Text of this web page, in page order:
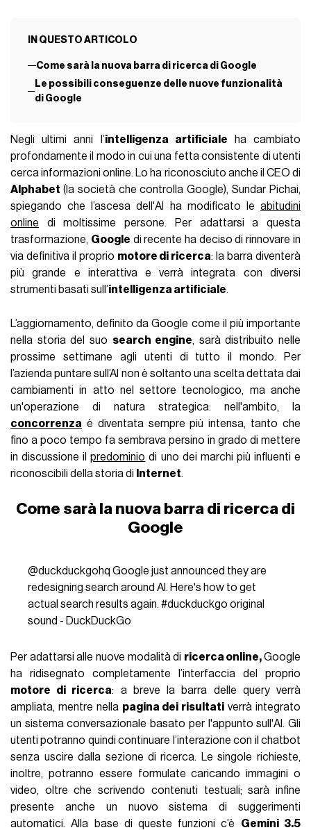
IN QUESTO ARTICOLO
Come sarà la nuova barra di ricerca di Google
Le possibili conseguenze delle nuove funzionalità
di Google
Negli ultimi anni l’intelligenza artificiale ha cambiato
profondamente il modo in cui una fetta consistente di utenti
cerca informazioni online. Lo ha riconosciuto anche il CEO di
Alphabet (la società che controlla Google), Sundar Pichai,
spiegando che l’ascesa dell'AI ha modificato le abitudini
online di moltissime persone. Per adattarsi a questa
trasformazione, Google di recente ha deciso di rinnovare in
via definitiva il proprio motore di ricerca: la barra diventerà
più grande e interattiva e verrà integrata con diversi
strumenti basati sull’intelligenza artificiale.
L’aggiornamento, definito da Google come il più importante
nella storia del suo search engine, sarà distribuito nelle
prossime settimane agli utenti di tutto il mondo. Per
l’azienda puntare sull’AI non è soltanto una scelta dettata dai
cambiamenti in atto nel settore tecnologico, ma anche
un'operazione di natura strategica: nell'ambito, la
concorrenza è diventata sempre più intensa, tanto che
fino a poco tempo fa sembrava persino in grado di mettere
in discussione ilpredominio di uno dei marchi più influenti e
riconoscibili della storia di Internet.
Come sarà la nuova barra di ricerca di
Google
@duckduckgohq Google just announced they are
redesigning search around AI. Here's how to get
actual search results again. #duckduckgo original
sound - DuckDuckGo
Per adattarsi alle nuove modalità di ricerca online,Google
ha ridisegnato completamente l’interfaccia del proprio
motore di ricerca: a breve la barra delle query verrà
ampliata, mentre nella pagina dei risultati verrà integrato
un sistema conversazionale basato per l'appunto sull'AI. Gli
utenti potranno quindi continuare l’interazione con il chatbot
senza uscire dalla sezione di ricerca. Le singole richieste,
inoltre, potranno essere formulate caricando immagini o
video, oltre che scrivendo contenuti testuali; sarà infine
presente anche un nuovo sistema di suggerimenti
automatici. Alla base di queste funzioni c’è Gemini 3.5